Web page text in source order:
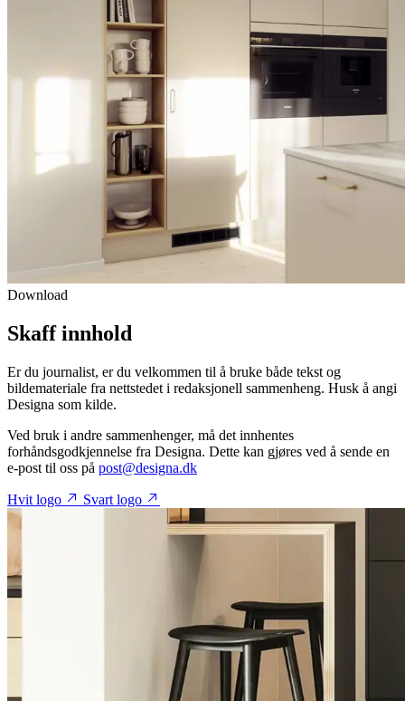
Download
Skaff innhold
Er du journalist, er du velkommen til å bruke både tekst og
bildemateriale fra nettstedet i redaksjonell sammenheng. Husk å angi
Designa som kilde.
Ved bruk i andre sammenhenger, må det innhentes
forhåndsgodkjennelse fra Designa. Dette kan gjøres ved å sende en
e-post til oss på post@designa.dk
Hvit logo Svart logo